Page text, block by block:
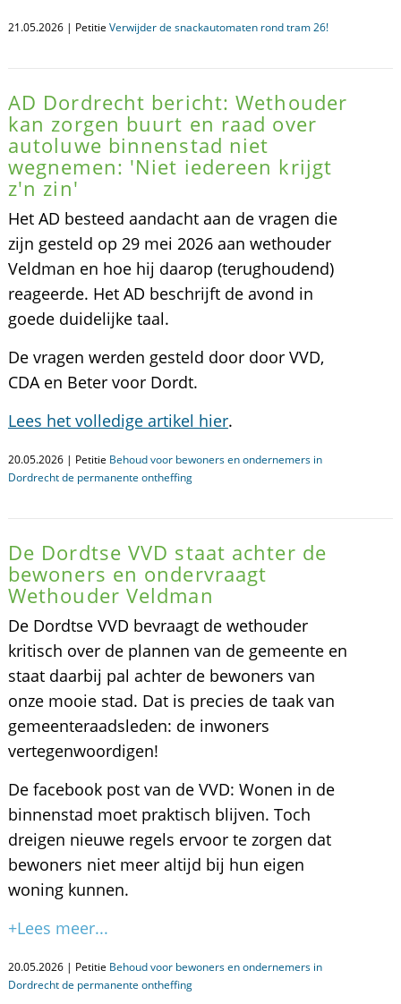
21.05.2026 | Petitie Verwijder de snackautomaten rond tram 26!
AD Dordrecht bericht: Wethouder
kan zorgen buurt en raad over
autoluwe binnenstad niet
wegnemen: 'Niet iedereen krijgt
z'n zin'
Het AD besteed aandacht aan de vragen die
zijn gesteld op 29 mei 2026 aan wethouder
Veldman en hoe hij daarop (terughoudend)
reageerde. Het AD beschrijft de avond in
goede duidelijke taal.
De vragen werden gesteld door door VVD,
CDA en Beter voor Dordt.
Lees het volledige artikel hier.
20.05.2026 | Petitie Behoud voor bewoners en ondernemers in
Dordrecht de permanente ontheffing
De Dordtse VVD staat achter de
bewoners en ondervraagt
Wethouder Veldman
De Dordtse VVD bevraagt de wethouder
kritisch over de plannen van de gemeente en
staat daarbij pal achter de bewoners van
onze mooie stad. Dat is precies de taak van
gemeenteraadsleden: de inwoners
vertegenwoordigen!
De facebook post van de VVD: Wonen in de
binnenstad moet praktisch blijven. Toch
dreigen nieuwe regels ervoor te zorgen dat
bewoners niet meer altijd bij hun eigen
woning kunnen.
+Lees meer...
20.05.2026 | Petitie Behoud voor bewoners en ondernemers in
Dordrecht de permanente ontheffing